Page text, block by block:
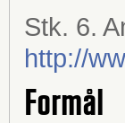
Stk. 6.
http://
Formål